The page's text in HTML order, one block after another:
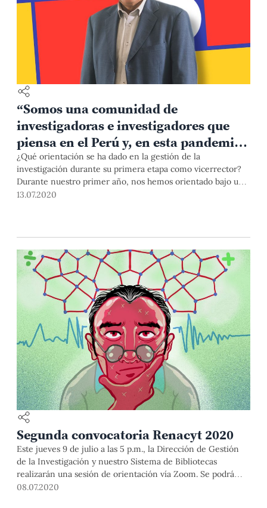
“Somos una comunidad de
investigadoras e investigadores que
piensa en el Perú y, en esta pandemia,
lo hemos demostrado”
¿Qué orientación se ha dado en la gestión de la
investigación durante su primera etapa como vicerrector?
Durante nuestro primer año, nos hemos orientado bajo una
política que combina el rediseño y la mejora de la gestión
13.07.2020
Segunda convocatoria Renacyt 2020
Este jueves 9 de julio a las 5 p.m., la Dirección de Gestión
de la Investigación y nuestro Sistema de Bibliotecas
realizarán una sesión de orientación vía Zoom. Se podrá
postular del 10 al 15 de julio.
08.07.2020